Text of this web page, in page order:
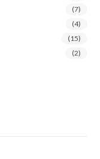
(7)
(4)
(15)
(2)